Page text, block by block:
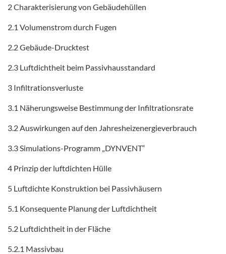
2 Charakterisierung von Gebäudehüllen
2.1 Volumenstrom durch Fugen
2.2 Gebäude-Drucktest
2.3 Luftdichtheit beim Passivhausstandard
3 Infiltrationsverluste
3.1 Näherungsweise Bestimmung der Infiltrationsrate
3.2 Auswirkungen auf den Jahresheizenergieverbrauch
3.3 Simulations-Programm „DYNVENT“
4 Prinzip der luftdichten Hülle
5 Luftdichte Konstruktion bei Passivhäusern
5.1 Konsequente Planung der Luftdichtheit
5.2 Luftdichtheit in der Fläche
5.2.1 Massivbau